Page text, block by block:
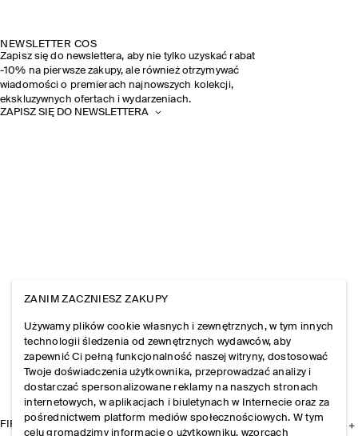
NEWSLETTER COS
Zapisz się do newslettera, aby nie tylko uzyskać rabat
-10% na pierwsze zakupy, ale również otrzymywać
wiadomości o premierach najnowszych kolekcji,
ekskluzywnych ofertach i wydarzeniach.
ZAPISZ SIĘ DO NEWSLETTERA
FIRMA
ZANIM ZACZNIESZ ZAKUPY
Używamy plików cookie własnych i zewnętrznych, w tym innych
technologii śledzenia od zewnętrznych wydawców, aby
zapewnić Ci pełną funkcjonalność naszej witryny, dostosować
Twoje doświadczenia użytkownika, przeprowadzać analizy i
dostarczać spersonalizowane reklamy na naszych stronach
internetowych, w aplikacjach i biuletynach w Internecie oraz za
pośrednictwem platform mediów społecznościowych. W tym
celu gromadzimy informacje o użytkowniku, wzorcach